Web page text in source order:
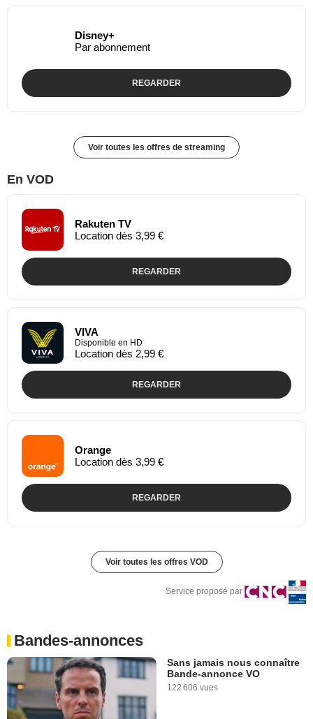
Disney+
Par abonnement
REGARDER
Voir toutes les offres de streaming
En VOD
Rakuten TV
Location dès 3,99 €
REGARDER
VIVA
Disponible en HD
Location dès 2,99 €
REGARDER
Orange
Location dès 3,99 €
REGARDER
Voir toutes les offres VOD
Service proposé par
Bandes-annonces
Sans jamais nous connaître
Bande-annonce VO
122 606 vues